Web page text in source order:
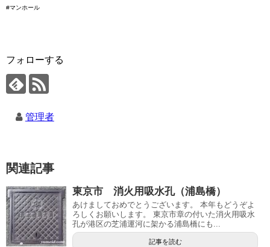
#マンホール
フォローする
管理者
関連記事
東京市 消火用吸水孔（浦島橋）
あけましておめでとうございます。 本年もどうぞよ
ろしくお願いします。 東京市章の付いた消火用吸水
孔が港区の芝浦運河に架かる浦島橋にも...
記事を読む